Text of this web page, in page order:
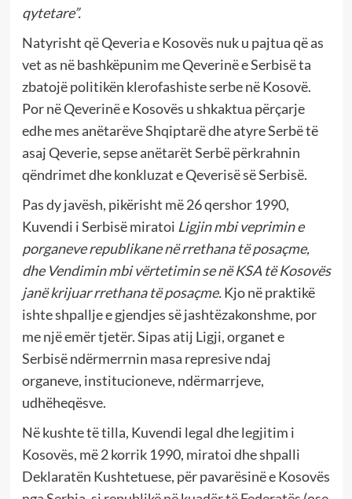
qytetare”.
Natyrisht që Qeveria e Kosovës nuk u pajtua që as
vet as në bashkëpunim me Qeverinë e Serbisë ta
zbatojë politikën klerofashiste serbe në Kosovë.
Por në Qeverinë e Kosovës u shkaktua përçarje
edhe mes anëtarëve Shqiptarë dhe atyre Serbë të
asaj Qeverie, sepse anëtarët Serbë përkrahnin
qëndrimet dhe konkluzat e Qeverisë së Serbisë.
Pas dy javësh, pikërisht më 26 qershor 1990,
Kuvendi i Serbisë miratoi Ligjin mbi veprimin e
porganeve republikane në rrethana të posaçme,
dhe Vendimin mbi vërtetimin se në KSA të Kosovës
janë krijuar rrethana të posaçme.Kjo në praktikë
ishte shpallje e gjendjes së jashtëzakonshme, por
me një emër tjetër. Sipas atij Ligji, organet e
Serbisë ndërmerrnin masa represive ndaj
organeve, institucioneve, ndërmarrjeve,
udhëheqësve.
Në kushte të tilla, Kuvendi legal dhe legjitim i
Kosovës, më 2 korrik 1990, miratoi dhe shpalli
Deklaratën Kushtetuese, për pavarësinë e Kosovës